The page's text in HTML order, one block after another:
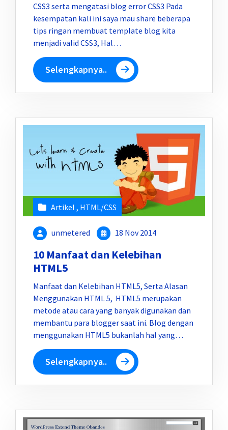
CSS3 serta mengatasi blog error CSS3 Pada
kesempatan kali ini saya mau share beberapa
tips ringan membuat template blog kita
menjadi valid CSS3, Hal…
Selengkapnya..
Artikel , HTML/CSS
unmetered 18 Nov 2014
10 Manfaat dan Kelebihan
HTML5
Manfaat dan Kelebihan HTML5, Serta Alasan
Menggunakan HTML 5, HTML5 merupakan
metode atau cara yang banyak digunakan dan
membantu para blogger saat ini. Blog dengan
menggunakan HTML5 bukanlah hal yang…
Selengkapnya..